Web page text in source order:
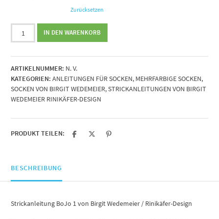
Zurücksetzen
Strickanleitung
BoJo
von
Birgit
Wedemeier
/
Rinikäfer-
Menge
IN DEN WARENKORB
ARTIKELNUMMER: N. V.
KATEGORIEN: ANLEITUNGEN FÜR SOCKEN, MEHRFARBIGE SOCKEN,
SOCKEN VON BIRGIT WEDEMEIER,STRICKANLEITUNGEN VON BIRGIT
WEDEMEIER RINIKÄFER-DESIGN
PRODUKT TEILEN:
BESCHREIBUNG
Strickanleitung BoJo 1 von Birgit Wedemeier / Rinikäfer-Design